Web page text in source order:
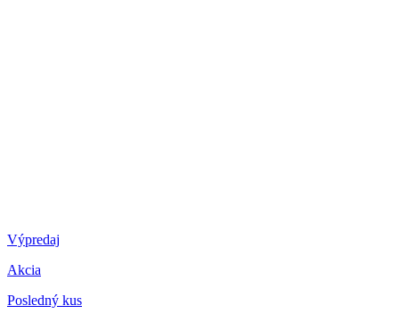
Výpredaj
Akcia
Posledný kus